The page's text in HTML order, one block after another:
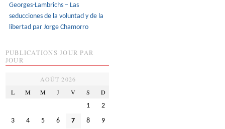
Georges-Lambrichs – Las
seducciones de la voluntad y de la
libertad par Jorge Chamorro
PUBLICATIONS JOUR PAR
JOUR
AOÛT 2026
L
M M J V S D
1
2
3
4 5 6 7 8
9